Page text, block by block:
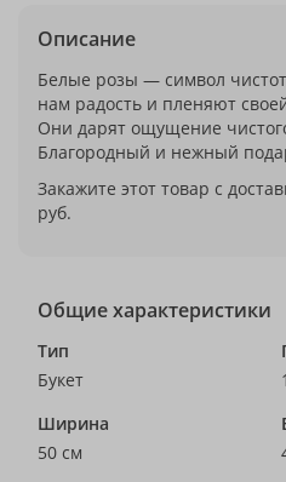
Описание
Белые розы — символ
нам радость и пленяют
Они дарят ощущение
Благородный и нежный
Закажите этот товар с
руб.
Общие характеристики
Тип
Букет
Ширина
50 см